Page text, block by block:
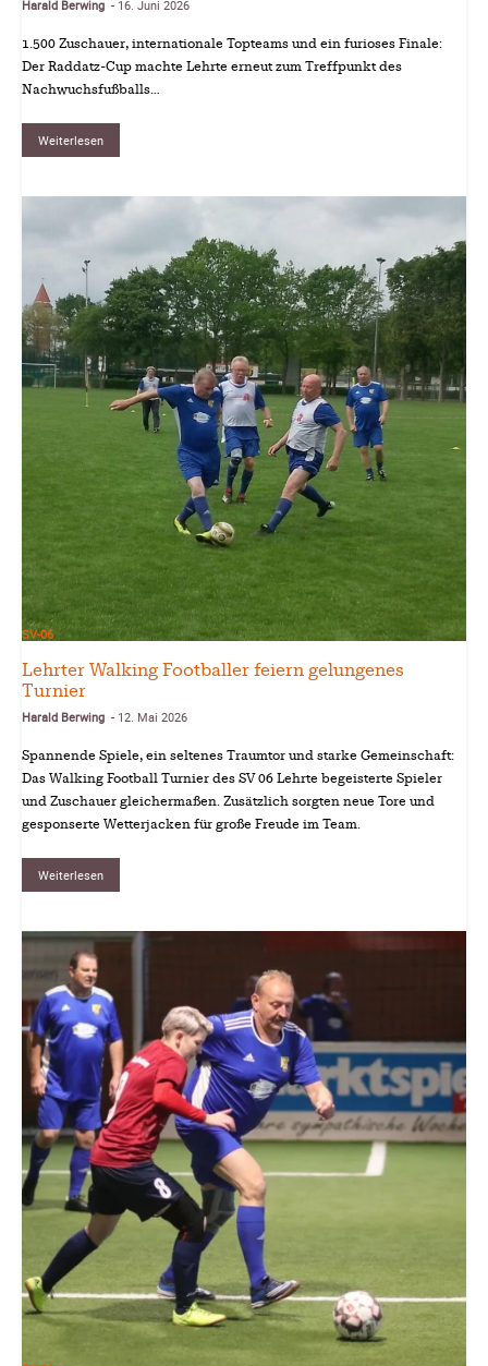
Harald Berwing - 16. Juni 2026
1.500 Zuschauer, internationale Topteams und ein furioses Finale:
Der Raddatz-Cup machte Lehrte erneut zum Treffpunkt des
Nachwuchsfußballs…
Weiterlesen
SV-06
Lehrter Walking Footballer feiern gelungenes
Turnier
Harald Berwing - 12. Mai 2026
Spannende Spiele, ein seltenes Traumtor und starke Gemeinschaft:
Das Walking Football Turnier des SV 06 Lehrte begeisterte Spieler
und Zuschauer gleichermaßen. Zusätzlich sorgten neue Tore und
gesponserte Wetterjacken für große Freude im Team.
Weiterlesen